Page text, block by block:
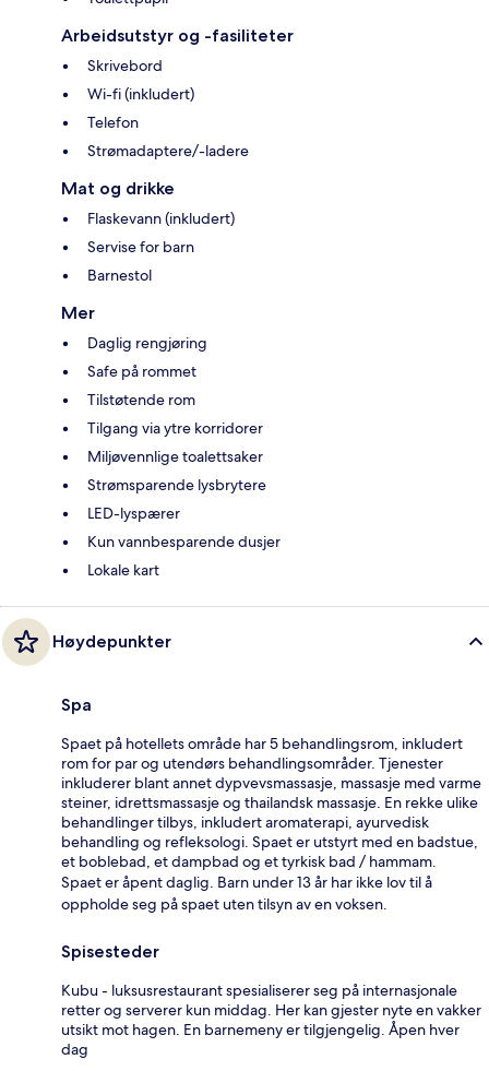
Arbeidsutstyr og -fasiliteter
Skrivebord
Wi-fi (inkludert)
Telefon
Strømadaptere/-ladere
Mat og drikke
Flaskevann (inkludert)
Servise for barn
Barnestol
Mer
Daglig rengjøring
Safe på rommet
Tilstøtende rom
Tilgang via ytre korridorer
Miljøvennlige toalettsaker
Strømsparende lysbrytere
LED-lyspærer
Kun vannbesparende dusjer
Lokale kart
Høydepunkter
Spa
Spaet på hotellets område har 5 behandlingsrom, inkludert
rom for par og utendørs behandlingsområder. Tjenester
inkluderer blant annet dypvevsmassasje, massasje med varme
steiner, idrettsmassasje og thailandsk massasje. En rekke ulike
behandlinger tilbys, inkludert aromaterapi, ayurvedisk
behandling og refleksologi. Spaet er utstyrt med en badstue,
et boblebad, et dampbad og et tyrkisk bad / hammam.
Spaet er åpent daglig. Barn under 13 år har ikke lov til å
oppholde seg på spaet uten tilsyn av en voksen.
Spisesteder
Kubu - luksusrestaurant spesialiserer seg på internasjonale
retter og serverer kun middag. Her kan gjester nyte en vakker
utsikt mot hagen. En barnemeny er tilgjengelig. Åpen hver
dag